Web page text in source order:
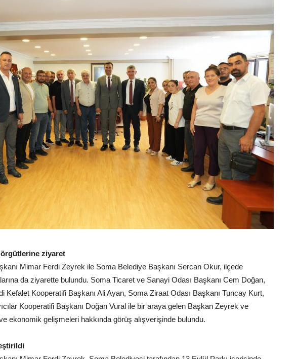
ziyaret
Mimar Ferdi Zeyrek ile Soma Belediye Başkanı Sercan Okur, ilçede
da ziyarette bulundu. Soma Ticaret ve Sanayi Odası Başkanı Cem Doğan,
Kefalet Kooperatifi Başkanı Ali Ayan, Soma Ziraat Odası Başkanı Tuncay Kurt,
Kooperatifi Başkanı Doğan Vural ile bir araya gelen Başkan Zeyrek ve
ekonomik gelişmeleri hakkında görüş alışverişinde bulundu.